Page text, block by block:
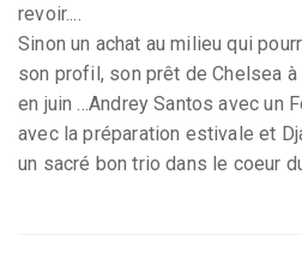
revoir....
Sinon un achat au milieu qui
son profil, son prêt de Chelsea
en juin ...Andrey Santos avec un
avec la préparation estivale et
un sacré bon trio dans le coeur